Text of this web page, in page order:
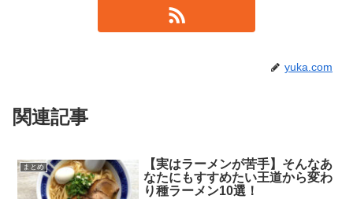
yuka.com
関連記事
まとめ
【実はラーメンが苦手】そんなあ
なたにもすすめたい王道から変わ
り種ラーメン10選！